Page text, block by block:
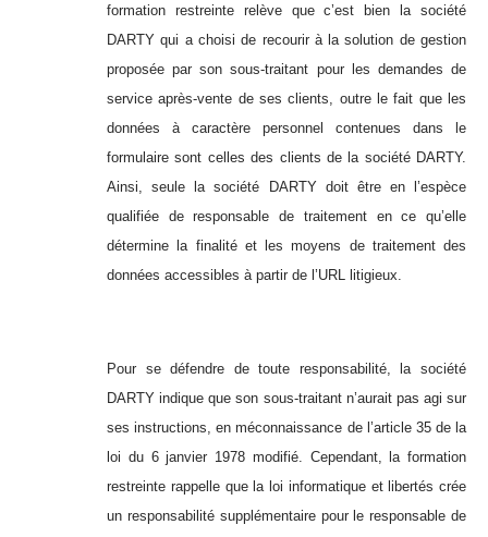
formation restreinte relève que c’est bien la société
DARTY qui a choisi de recourir à la solution de gestion
proposée par son sous-traitant pour les demandes de
service après-vente de ses clients, outre le fait que les
données à caractère personnel contenues dans le
formulaire sont celles des clients de la société DARTY.
Ainsi, seule la société DARTY doit être en l’espèce
qualifiée de responsable de traitement en ce qu’elle
détermine la finalité et les moyens de traitement des
données accessibles à partir de l’URL litigieux.
Pour se défendre de toute responsabilité, la société
DARTY indique que son sous-traitant n’aurait pas agi sur
ses instructions, en méconnaissance de l’article 35 de la
loi du 6 janvier 1978 modifié. Cependant, la formation
restreinte rappelle que la loi informatique et libertés crée
un responsabilité supplémentaire pour le responsable de